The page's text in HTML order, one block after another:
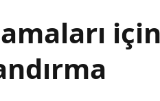
için